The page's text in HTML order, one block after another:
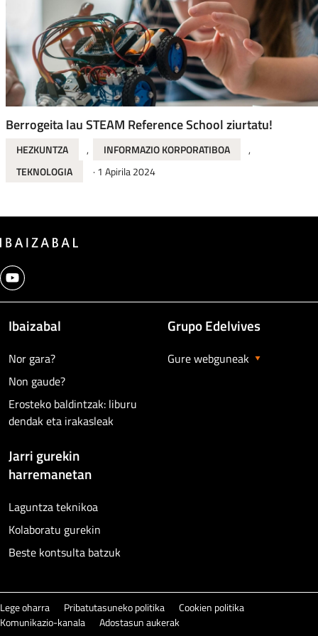
Berrogeita lau STEAM Reference School ziurtatu!
HEZKUNTZA , INFORMAZIO KORPORATIBOA
,
TEKNOLOGIA
· 1 Apirila 2024
Ibaizabal
Nor gara?
Non gaude?
Erosteko baldintzak: liburu
dendak eta irakasleak
Grupo Edelvives
Gure webguneak
Jarri gurekin
harremanetan
Laguntza teknikoa
Kolaboratu gurekin
Beste kontsulta batzuk
Lege oharra Pribatutasuneko politika
Cookien politika
Komunikazio-kanala
Adostasun aukerak